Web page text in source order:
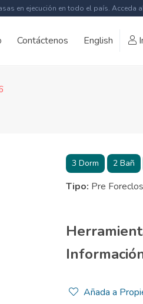
en ejecución en todo el país. Acceda
Contáctenos English
3Dorm 2Bañ
Tipo: Pre
Añada a